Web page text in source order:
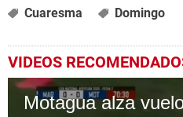
Cuaresma Domingo
VIDEOS